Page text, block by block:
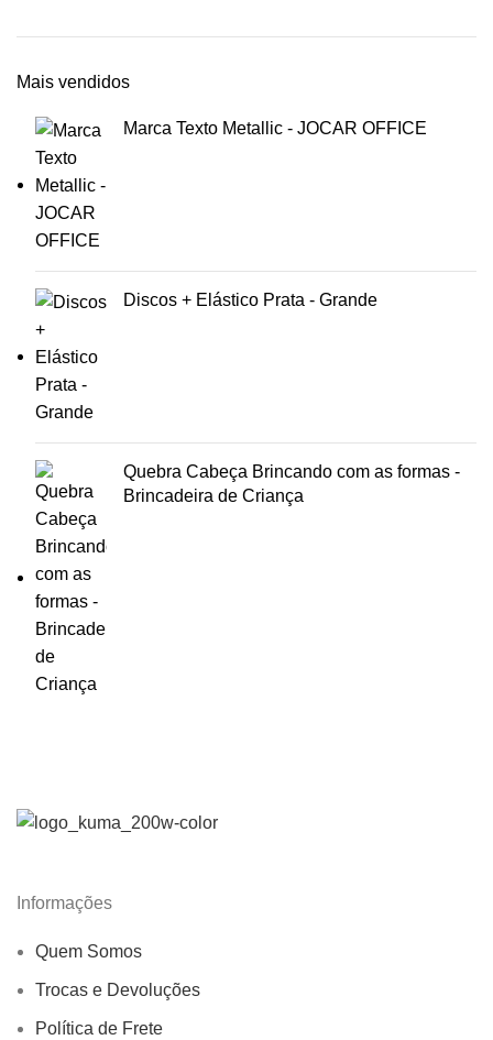
Mais vendidos
Marca Texto Metallic - JOCAR OFFICE
Discos + Elástico Prata - Grande
Quebra Cabeça Brincando com as formas -
Brincadeira de Criança
Informações
Quem Somos
Trocas e Devoluções
Política de Frete